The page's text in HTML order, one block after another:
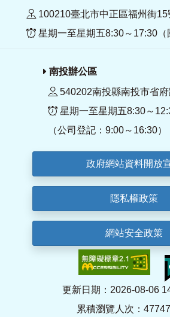
100210臺北市中正區福州街15
星期一至星期五8:30～17:30（
南投辦公區
540202南投縣南投市省
星期一至星期五8:30～
（公司登記：9:00～16:30）
政府網站資料開放
隱私權政策
網站安全政策
更新日期：2026-08-06
累積瀏覽人次：